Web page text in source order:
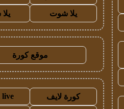
يلا شوت
موقع كورة
كورة لايف live